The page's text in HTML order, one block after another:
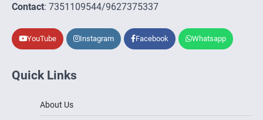
Contact: 7351109544/9627375337
YouTube Instagram Facebook Whatsapp
Quick Links
About Us